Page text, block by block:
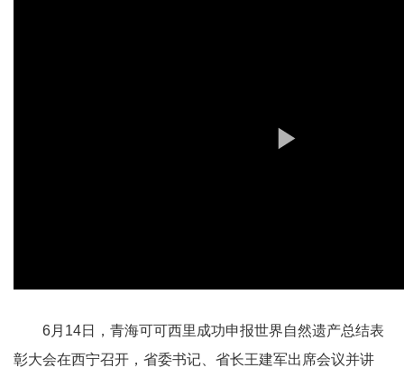
6月14日，青海可可西里成功申报世界自然遗产总结表
彰大会在西宁召开，省委书记、省长王建军出席会议并讲